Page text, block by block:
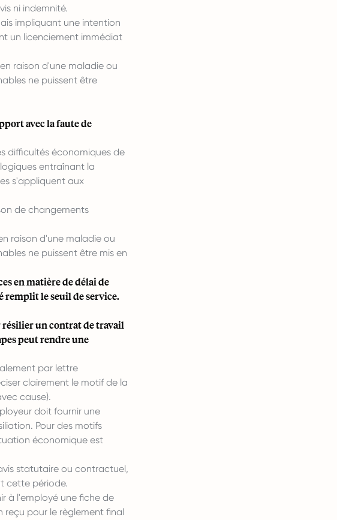
ni indemnité.
impliquant une intention
un licenciement immédiat
raison d'une maladie ou
ne puissent être
avec la faute de
difficultés économiques de
entraînant la
s'appliquent aux
de changements
raison d'une maladie ou
ne puissent être mis en
en matière de délai de
remplit le seuil de service.
résilier un contrat de travail
peut rendre une
par lettre
clairement le motif de la
cause).
doit fournir une
Pour des motifs
économique est
statutaire ou contractuel,
cette période.
à l'employé une fiche de
pour le règlement final